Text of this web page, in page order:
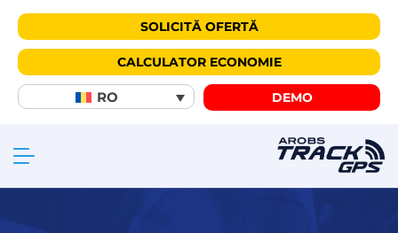
SOLICITĂ OFERTĂ
CALCULATOR ECONOMIE
RO DEMO